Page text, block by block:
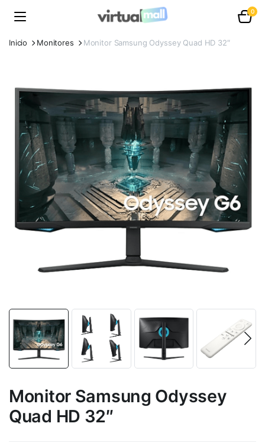
0
Inicio Monitores Monitor Samsung Odyssey Quad HD 32″
Monitor Samsung Odyssey
Quad HD 32″